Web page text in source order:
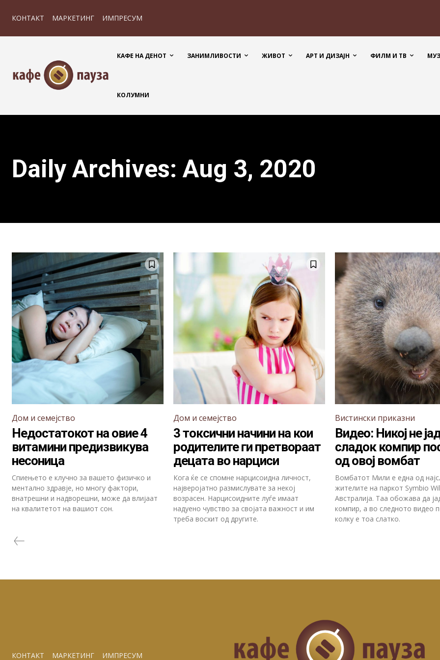
КОНТАКТ МАРКЕТИНГ ИМПРЕСУМ
КАФЕ НА ДЕНОТ ЗАНИМЛИВОСТИ ЖИВОТ АРТ И ДИЗАЈН ФИЛМ И ТВ
КОЛУМНИ
Daily Archives: Aug 3, 2020
Дом и семејство
Недостатокот на овие 4
витамини предизвикува
несоница
Спиењето е клучно за вашето физичко и
ментално здравје, но многу фактори,
внатрешни и надворешни, може да влијаат
на квалитетот на вашиот сон.
Дом и семејство
3 токсични начини на кои
родителите ги претвораат
децата во нарциси
Кога ќе се спомне нарцисоидна личност,
најверојатно размислувате за некој
возрасен. Нарцисоидните луѓе имаат
надуено чувство за својата важност и им
треба восхит од другите.
Вистински приказни
Видео: Никој не
сладок компир
од овој вомбат
Вомбатот Мили е една од
жителите на паркот Symbio
Австралија. Таа обожава да
компир, а во следното видео
колку е тоа слатко.
КОНТАКТ МАРКЕТИНГ ИМПРЕСУМ